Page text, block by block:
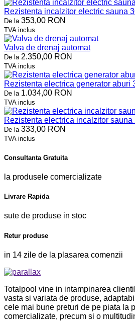
Rezistenta incalzitor electric sauna
De la 353,00 RON
TVA inclus
Valva de drenaj automat
De la 2.350,00 RON
TVA inclus
Rezistenta electrica generator aburi
De la 1.034,00 RON
TVA inclus
Rezistenta electrica incalzitor sauna
De la 333,00 RON
TVA inclus
Consultanta Gratuita
la produsele comercializate
Livrare Rapida
sute de produse in stoc
Retur produse
in 14 zile de la plasarea comenzii
Totalpool vine in intampinarea
vasta si variata de produse,
cele mai bune preturi de pe piata la
comercializate, precum si o